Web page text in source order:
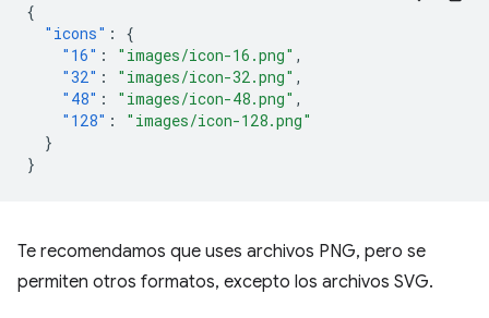
{
"icons" :
{
"16" : "images/icon-16.png" ,
"32" : "images/icon-32.png" ,
"48" : "images/icon-48.png" ,
"128" :
"images/icon-128.png"
}
}
Te recomendamos que uses archivos PNG, pero se
permiten otros formatos, excepto los archivos SVG.